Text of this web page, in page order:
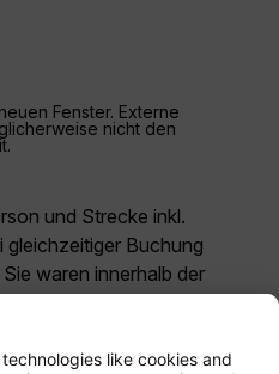
Fenster. Externe
nicht den
und Strecke inkl.
gleichzeitiger Buchung
waren innerhalb der
und sind
Bei den für die
Tarifen handelt es